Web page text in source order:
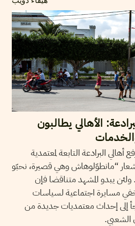
الأهالي يطالبون
البرادعة التابعة لمعتمدية
شعار “مانطوّلوهاش وهي قصيرة، نحبّو
يبدو المشهد متناقضا فإن
مسايرة اجتماعية لسياسات
إلى إحداث معتمديات جديدة من
الشعبي.